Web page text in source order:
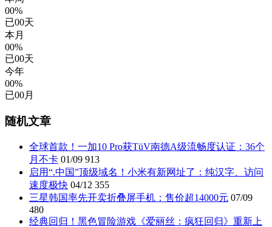
00%
已00天
本月
00%
已00天
今年
00%
已00月
随机文章
全球首款！一加10 Pro获TüV南德A级流畅度认证：36个
月不卡 01/09 913
启用“.中国”顶级域名！小米有新网址了：纯汉字、访问
速度极快 04/12 355
三星韩国率先开卖折叠屏手机：售价超14000元 07/09
480
经典回归！黑色冒险游戏《爱丽丝：疯狂回归》重新上